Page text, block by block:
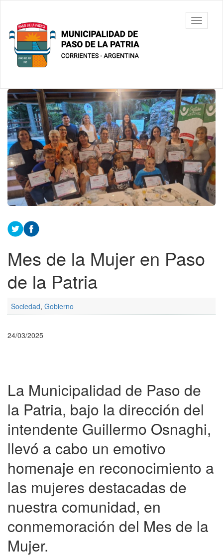
contenido
principal
Municipalidad
de Paso De
La Patria
barra
Contenido
principal
Mes de la Mujer en Paso
de la Patria
Sociedad, Gobierno
24/03/2025
La Municipalidad de Paso de
la Patria, bajo la dirección del
intendente Guillermo Osnaghi,
llevó a cabo un emotivo
homenaje en reconocimiento a
las mujeres destacadas de
nuestra comunidad, en
conmemoración del Mes de la
Mujer.